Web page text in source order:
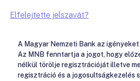
Elfelejtette jelszavát?
A Magyar Nemzeti Bank az
Az MNB fenntartja a jogot, hogy
nélkül törölje regisztrációját illetve
regisztráció és a jogosultságkezelés